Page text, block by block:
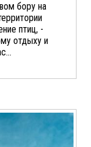
бору на
птиц, -
отдыху и